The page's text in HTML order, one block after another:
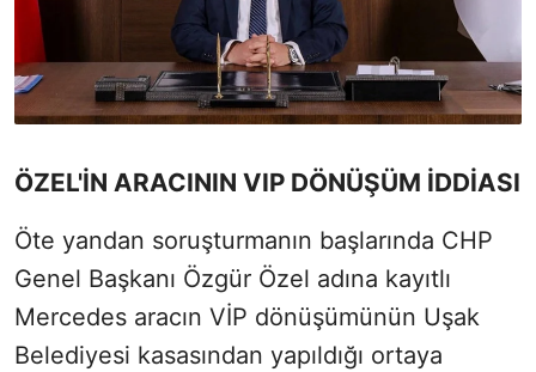
ÖZEL'İN ARACININ VIP DÖNÜŞÜM İDDİASI
Öte yandan soruşturmanın başlarında CHP
Genel Başkanı Özgür Özel adına kayıtlı
Mercedes aracın VİP dönüşümünün Uşak
Belediyesi kasasından yapıldığı ortaya